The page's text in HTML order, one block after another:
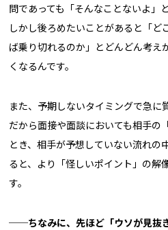
問であっても「そんなことないよ」
しかし後ろめたいことがあると「
ば乗り切れるのか」とどんどん考え
くなるんです。
また、予期しないタイミングで急に
だから面接や面談においても相手の
とき、相手が予想していない流れの
ると、より「怪しいポイント」の解
す。
──ちなみに、先ほど「ウソが見抜